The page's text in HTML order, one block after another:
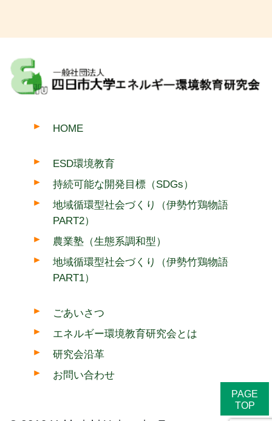
HOME
ESD環境教育
持続可能な開発目標（SDGs）
地域循環型社会づくり（伊勢竹鶏物語
PART2）
農業塾（生態系調和型）
地域循環型社会づくり（伊勢竹鶏物語
PART1）
ごあいさつ
エネルギー環境教育研究会とは
研究会沿革
お問い合わせ
PAGE
TOP